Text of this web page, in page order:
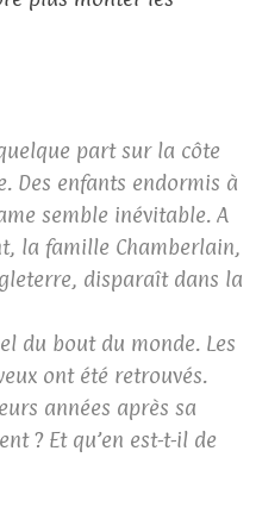
part sur la côte
Des enfants endormis à
semble inévitable. A
la famille Chamberlain,
disparaît dans la
du bout du monde. Les
ont été retrouvés.
années après sa
? Et qu’en est-t-il de